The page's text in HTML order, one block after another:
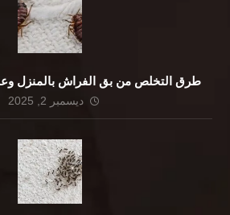
طرق التخلص من بق الفراش بالمنزل
ديسمبر 2, 2025